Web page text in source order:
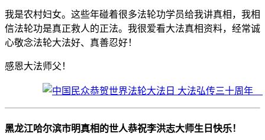
我是农村妇女。这些年碰着很多法轮功学员给我讲真相，我相
信法轮功是真正救人的正法。我很爱看大法真相资料，经常诚
心敬念法轮大法好、真善忍好！
感恩大法师父！
黑龙江哈尔滨市明真相的世人恭祝李洪志大师生日快乐！